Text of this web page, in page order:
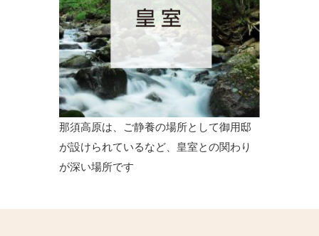
那須高原は、ご静養の場所として御用邸
が設けられているなど、皇室との関わり
が深い場所です